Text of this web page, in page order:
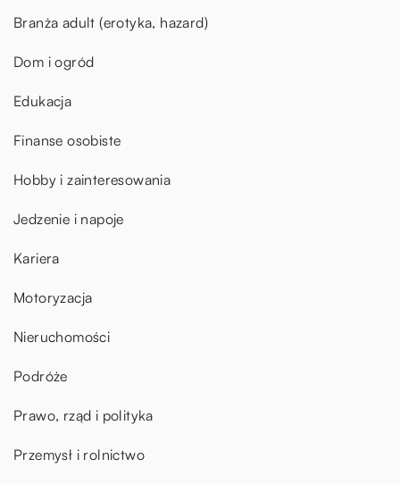
Branża adult (erotyka, hazard)
Dom i ogród
Edukacja
Finanse osobiste
Hobby i zainteresowania
Jedzenie i napoje
Kariera
Motoryzacja
Nieruchomości
Podróże
Prawo, rząd i polityka
Przemysł i rolnictwo